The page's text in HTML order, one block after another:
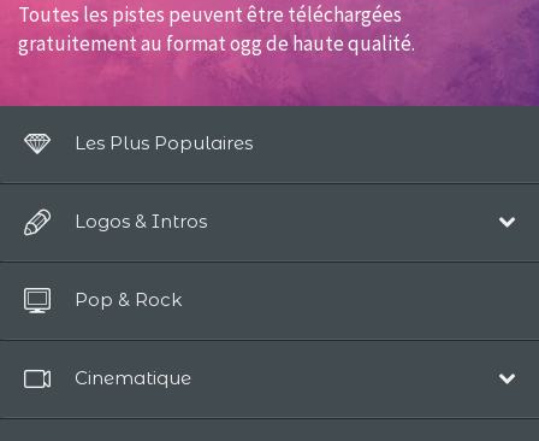
Toutes les pistes peuvent être téléchargées
gratuitement au format ogg de haute qualité.
Les Plus Populaires
Logos & Intros
Jusqua 10 Secondes
Pop & Rock
Cinematique